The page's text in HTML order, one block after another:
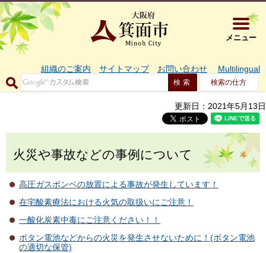
大阪府箕
メニュー
組織のご案内 サイトマップ お問い合わせ Multilingual
検索の仕方
更新日：2021年5月13日
火災や事故などの事例について
高圧ガスボンベの放置による事故が発生しています！
在宅酸素療法における火気の取扱いにご注意！
一酸化炭素中毒にご注意ください！！
ボタン電池などからの火災を発生させないために！(ボタン電池
の適切な保管)